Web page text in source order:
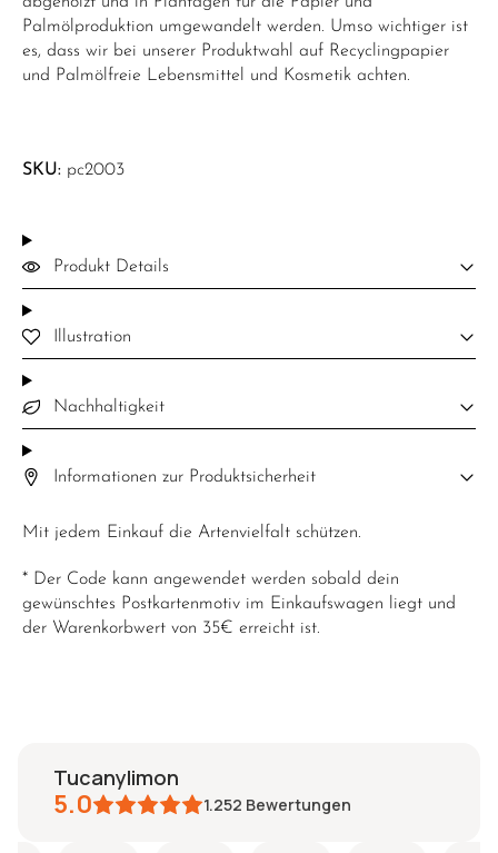
Palmölproduktion umgewandelt werden. Umso wichtiger ist
es, dass wir bei unserer Produktwahl auf Recyclingpapier
und Palmölfreie Lebensmittel und Kosmetik achten.
SKU: pc2003
Produkt Details
Illustration
Nachhaltigkeit
Informationen zur Produktsicherheit
Mit jedem Einkauf die Artenvielfalt schützen.
* Der Code kann angewendet werden sobald dein
gewünschtes Postkartenmotiv im Einkaufswagen liegt und
der Warenkorbwert von 35€ erreicht ist.
tucanylimon
5.0 1.252 Bewertungen